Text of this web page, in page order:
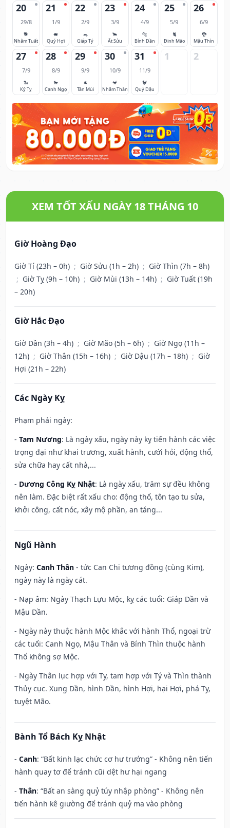
20
29/8
🐕
Nhâm Tuất
21
1/9
🐖
Quý Hợi
22
2/9
🐀
Giáp Tý
23
3/9
🐂
Ất Sửu
24
4/9
🐅
Bính Dần
25
5/9
🐈
Đinh Mão
26
6/9
🐉
Mậu Thìn
27
7/9
🐍
Kỷ Tỵ
28
8/9
🐎
Canh Ngọ
29
9/9
🐐
Tân Mùi
30
10/9
🐒
Nhâm Thân
31
11/9
🐓
Quý Dậu
1 2
XEM TỐT XẤU NGÀY 18 THÁNG 10
Giờ Hoàng Đạo
Giờ Tí (23h – 0h) ; Giờ Sửu (1h – 2h) ; Giờ Thìn (7h – 8h)
; Giờ Tỵ (9h – 10h) ; Giờ Mùi (13h – 14h) ; Giờ Tuất (19h
– 20h)
Giờ Hắc Đạo
Giờ Dần (3h – 4h) ; Giờ Mão (5h – 6h) ; Giờ Ngọ (11h –
12h) ; Giờ Thân (15h – 16h) ; Giờ Dậu (17h – 18h) ; Giờ
Hợi (21h – 22h)
Các Ngày Kỵ
Phạm phải ngày:
- Tam Nương: Là ngày xấu, ngày này kỵ tiến hành các việc
trọng đại như khai trương, xuất hành, cưới hỏi, động thổ,
sửa chữa hay cất nhà,...
- Dương Công Kỵ Nhật: Là ngày xấu, trăm sự đều không
nên làm. Đặc biệt rất xấu cho: động thổ, tôn tạo tu sửa,
khởi công, cất nóc, xây mộ phần, an táng...
Ngũ Hành
Ngày: Canh Thân - tức Can Chi tương đồng (cùng Kim),
ngày này là ngày cát.
- Nạp âm: Ngày Thạch Lựu Mộc, kỵ các tuổi: Giáp Dần và
Mậu Dần.
- Ngày này thuộc hành Mộc khắc với hành Thổ, ngoại trừ
các tuổi: Canh Ngọ, Mậu Thân và Bính Thìn thuộc hành
Thổ không sợ Mộc.
- Ngày Thân lục hợp với Tỵ, tam hợp với Tý và Thìn thành
Thủy cục. Xung Dần, hình Dần, hình Hợi, hại Hợi, phá Tỵ,
tuyệt Mão.
Bành Tổ Bách Kỵ Nhật
- Canh: “Bất kinh lạc chức cơ hư trướng” - Không nên tiến
hành quay tơ để tránh cũi dệt hư hại ngang
- Thân: “Bất an sàng quỷ túy nhập phòng” - Không nên
tiến hành kê giường để tránh quỷ ma vào phòng